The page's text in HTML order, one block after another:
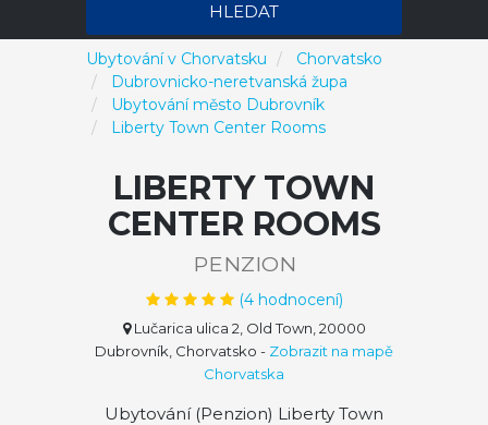
HLEDAT
Ubytování v Chorvatsku
Chorvatsko
Dubrovnicko-neretvanská župa
Ubytování město Dubrovník
Liberty Town Center Rooms
LIBERTY TOWN
CENTER ROOMS
PENZION
(4hodnocení)
Lučarica ulica 2, Old Town, 20000
Dubrovník, Chorvatsko - Zobrazit na mapě
Chorvatska
Ubytování (Penzion) Liberty Town